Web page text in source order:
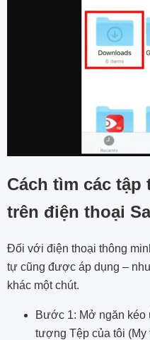
Cách tìm các tập
trên điện thoại
Đối với điện thoại thông
tự cũng được áp dụng –
khác một chút.
Bước 1: Mở ngăn kéo
tượng Tệp của tôi